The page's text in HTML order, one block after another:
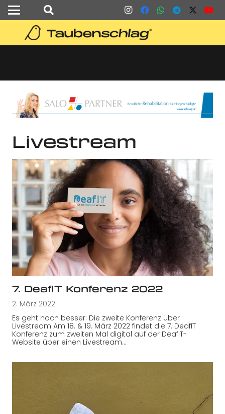
Livestream
7. DeafIT Konferenz 2022
2. März 2022
Es geht noch besser: Die zweite Konferenz über
Livestream Am 18. & 19. März 2022 findet die 7. DeafIT
Konferenz zum zweiten Mal digital auf der DeafIT-
Website über einen Livestream…